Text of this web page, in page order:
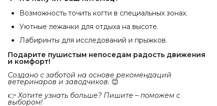
Возможность точить когти в специальных зонах.
Уютные лежанки для отдыха на высоте.
Лабиринты для исследований и прыжков.
Подарите пушистым непоседам радость движения
и комфорт!
Создано с заботой на основе рекомендаций
ветеринаров и заводчиков. 😊
👉Хотите узнать больше? Пишите – поможем с
выбором!